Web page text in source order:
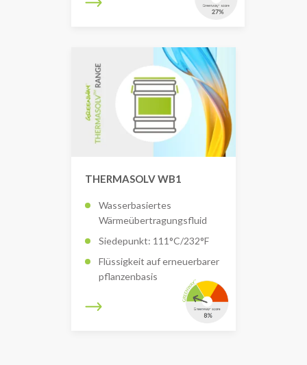
THERMASOLV WB1
Wasserbasiertes
Wärmeübertragungsfluid
Siedepunkt: 111°C/232°F
Flüssigkeit auf erneuerbarer
pflanzenbasis